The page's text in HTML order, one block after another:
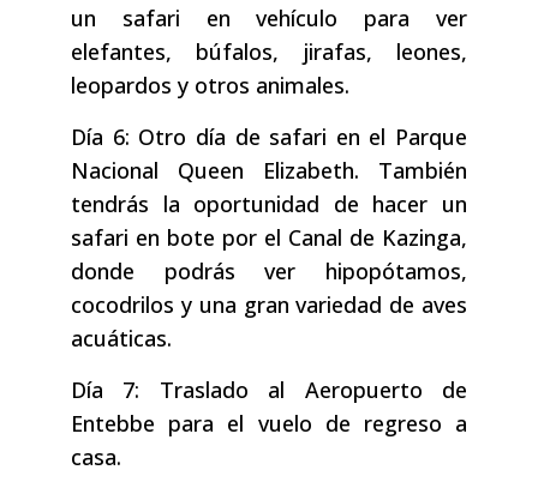
un safari en vehículo para ver
elefantes, búfalos, jirafas, leones,
leopardos y otros animales.
Día 6: Otro día de safari en el Parque
Nacional Queen Elizabeth. También
tendrás la oportunidad de hacer un
safari en bote por el Canal de Kazinga,
donde podrás ver hipopótamos,
cocodrilos y una gran variedad de aves
acuáticas.
Día 7: Traslado al Aeropuerto de
Entebbe para el vuelo de regreso a
casa.